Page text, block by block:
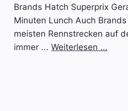
Brands Hatch Superprix
Minuten Lunch Auch
meisten Rennstrecken auf
immer ... Weiterlesen ...